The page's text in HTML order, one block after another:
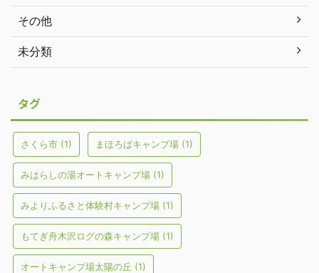
その他
未分類
タグ
さくら市 (1) まほろばキャンプ場 (1)
みはらしの湯オートキャンプ場 (1)
みよりふるさと体験村キャンプ場 (1)
もてぎ舟木沢ログの森キャンプ場 (1)
オートキャンプ場太陽の丘 (1)